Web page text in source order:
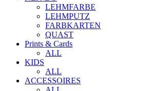
LEHMFARBE
LEHMPUTZ
FARBKARTEN
QUAST
Prints & Cards
ALL
KIDS
ALL
ACCESSOIRES